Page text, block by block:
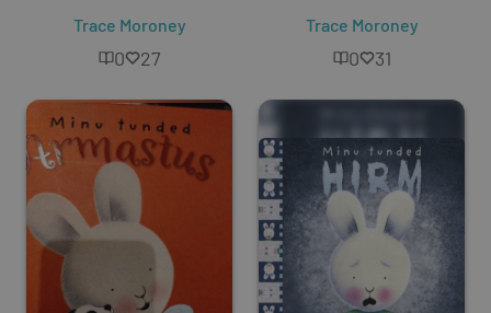
Trace Moroney
0 27
Trace Moroney
0 31